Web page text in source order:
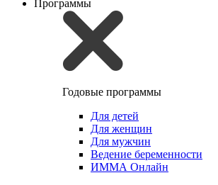
Программы
Годовые программы
Для детей
Для женщин
Для мужчин
Ведение беременности
ИММА Онлайн